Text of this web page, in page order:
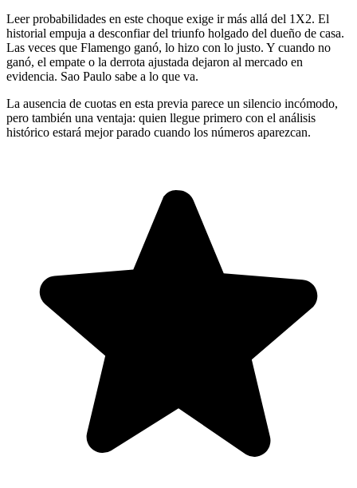
Leer probabilidades en este choque exige ir más allá del 1X2. El
historial empuja a desconfiar del triunfo holgado del dueño de casa.
Las veces que Flamengo ganó, lo hizo con lo justo. Y cuando no
ganó, el empate o la derrota ajustada dejaron al mercado en
evidencia. Sao Paulo sabe a lo que va.
La ausencia de cuotas en esta previa parece un silencio incómodo,
pero también una ventaja: quien llegue primero con el análisis
histórico estará mejor parado cuando los números aparezcan.